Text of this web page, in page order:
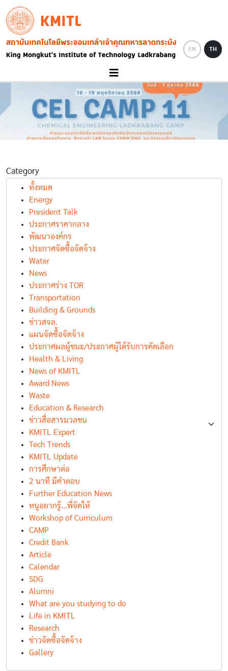
Skip to main content
KMITL
Image
EN TH
Category
ทั้งหมด
Energy
President Talk
ประกาศราคากลาง
พัฒนาองค์กร
ประกาศจัดซื้อจัดจ้าง
Water
News
ประกาศร่าง TOR
Transportation
Building & Grounds
ข่าวสจล.
แผนจัดซื้อจัดจ้าง
ประกาศผลผู้ชนะ/ประกาศผู้ได้รับการคัดเลือก
Health & Living
News of KMITL
Award News
Waste
Education & Research
ข่าวสื่อสารมวลชน
KMITL Expert
Tech Trends
KMITL Update
การศึกษาต่อ
2 นาที มีคำตอบ
Further Education News
หนูอยากรู้...พี่จัดให้
Workshop of Curriculum
CAMP
Credit Bank
Article
Calendar
SDG
Alumni
What are you studying to do
Life in KMITL
Research
ข่าวจัดซื้อจัดจ้าง
Gallery